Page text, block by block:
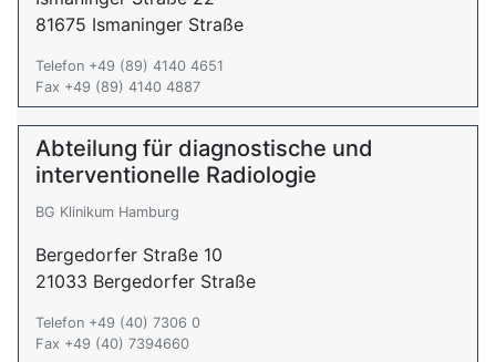
81675 Ismaninger Straße
Telefon +49 (89) 4140 4651
Fax +49 (89) 4140 4887
Abteilung für diagnostische und
interventionelle Radiologie
BG Klinikum Hamburg
Bergedorfer Straße 10
21033 Bergedorfer Straße
Telefon +49 (40) 7306 0
Fax +49 (40) 7394660